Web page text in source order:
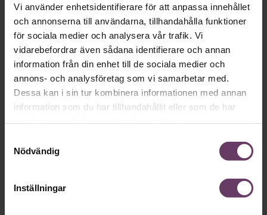
Vi använder enhetsidentifierare för att anpassa innehållet
och annonserna till användarna, tillhandahålla funktioner
för sociala medier och analysera vår trafik. Vi
vidarebefordrar även sådana identifierare och annan
information från din enhet till de sociala medier och
annons- och analysföretag som vi samarbetar med.
Dessa kan i sin tur kombinera informationen med annan
information som du har tillhandahållit eller som de har
Nödvändig
Inställningar
Okategoriserade
Annonssamarbete:
ledare